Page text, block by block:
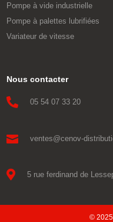
Pompe à vide industrielle
Pompe à palettes lubrifiées
Variateur de vitesse
Nous contacter
 05 54 07 33 20
 ventes@cenov-
 5 rue ferdinand de
© 2025